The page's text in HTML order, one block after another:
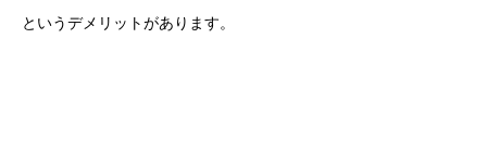
というデメリットがあります。